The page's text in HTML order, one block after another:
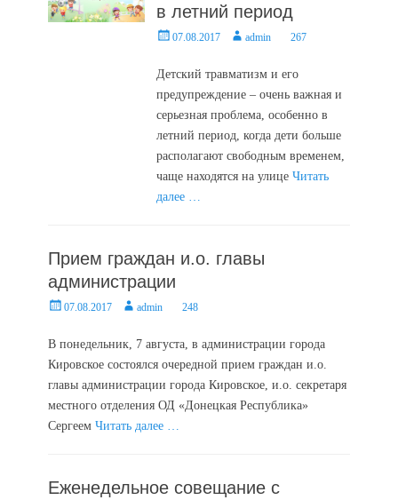
в летний период
Posted07.08.2017 Authoradmin 267
Детский травматизм и его
предупреждение – очень важная и
серьезная проблема, особенно в
летний период, когда дети больше
располагают свободным временем,
чаще находятся на улицеЧитать
далее …
Прием граждан и.о. главы
администрации
Posted07.08.2017 Authoradmin 248
В понедельник, 7 августа, в администрации города
Кировское состоялся очередной прием граждан и.о.
главы администрации города Кировское, и.о. секретаря
местного отделения ОД «Донецкая Республика»
Сергеем Читать далее …
Еженедельное совещание с